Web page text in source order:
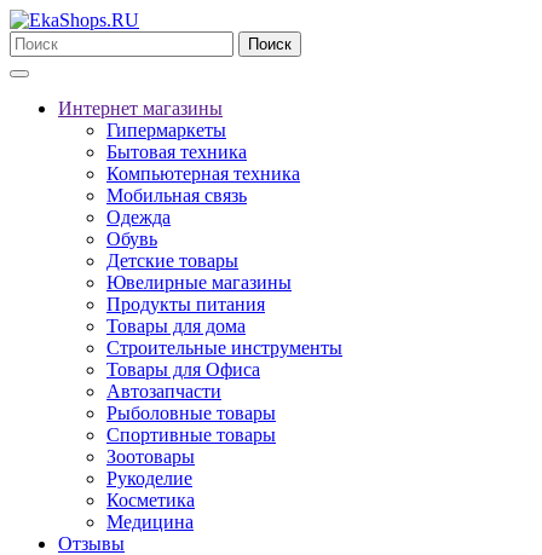
Поиск
Интернет магазины
Гипермаркеты
Бытовая техника
Компьютерная техника
Мобильная связь
Одежда
Обувь
Детские товары
Ювелирные магазины
Продукты питания
Товары для дома
Строительные инструменты
Товары для Офиса
Автозапчасти
Рыболовные товары
Спортивные товары
Зоотовары
Рукоделие
Косметика
Медицина
Отзывы